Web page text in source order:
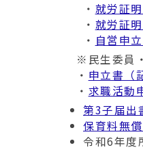
・ 就労証
・ 就労証
・ 自営申
※民生委員
・ 申立書（
・ 求職活動
第3子届出
保育料無
令和6年度